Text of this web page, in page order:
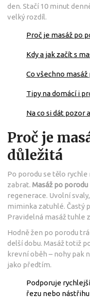
den. Stačí 10 minut
velký rozdíl.
Proč je masáž po
Kdy a jak začít s
Co všechno
Tipy na domácí i
Na co si dát pozor
Proč je
důležitá
Po porodu se tělo rychle
zabrat. Masáž po porodu
regenerace. Uvolní
miminka zatuhlé. Častý
Pravidelná masáž tuhle
Hodně žen po porodu
delší dobu. Masáž totiž
krevní oběh – nohy pak
jako předtím.
Podporuje
řezu nebo